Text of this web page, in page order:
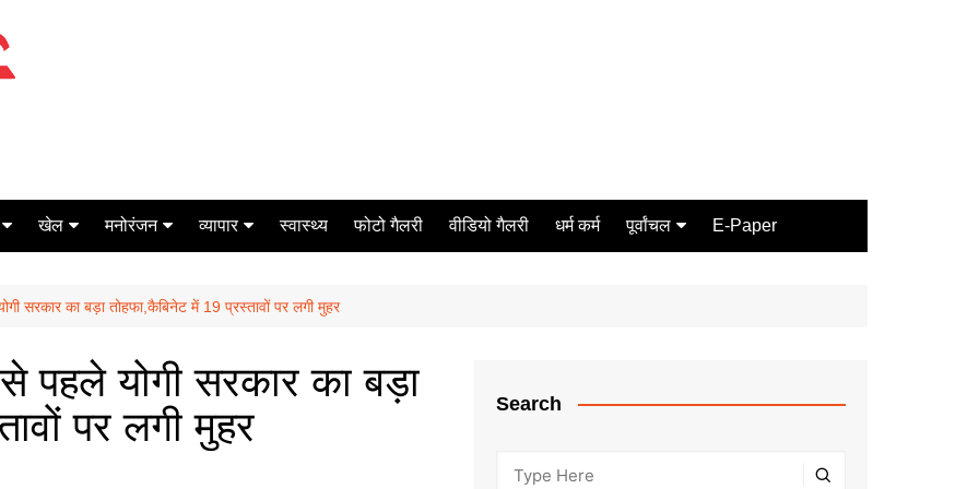
खेल
टेनिस
मनोरंजन
मिर्च मसाला
व्यापार
ऑटो मोबाइल
स्वास्थ्य फोटो गैलरी वीडियो गैलरी धर्म कर्म पूर्वांचल E-Paper
सरकार का बड़ा तोहफा,कैबिनेट में 19 प्रस्तावों पर लगी मुहर
पहले योगी सरकार का बड़ा
पर लगी मुहर
Search